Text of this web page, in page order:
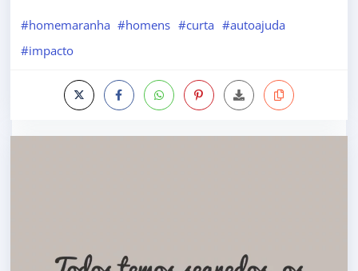
#homemaranha #homens #curta #autoajuda
#impacto